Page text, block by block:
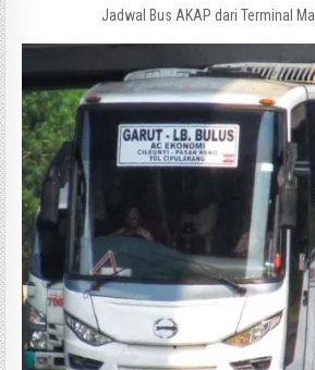
Jadwal Bus AKAP dari Terminal